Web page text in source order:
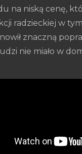
na niską cenę,
radzieckiej w tym
znaczną
nie miało w